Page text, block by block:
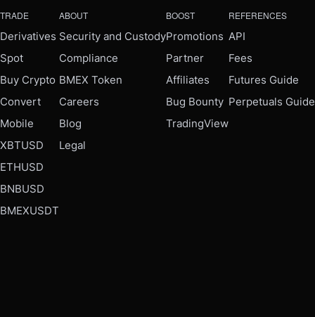
TRADE
Derivatives
Spot
Buy Crypto
Convert
Mobile
XBTUSD
ETHUSD
BNBUSD
BMEXUSDT
ABOUT
Security and Custody
Compliance
BMEX Token
Careers
Blog
Legal
BOOST
Promotions
Partner
Affiliates
Bug Bounty
TradingView
REFERENCES
API
Fees
Futures Guide
Perpetuals Guide